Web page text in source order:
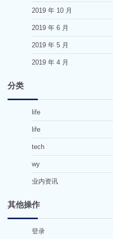
2019 年 10 月
2019 年 6 月
2019 年 5 月
2019 年 4 月
分类
life
life
tech
wy
业内资讯
其他操作
登录